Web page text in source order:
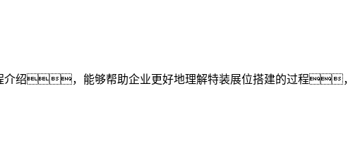
介绍，能够帮助企业更好地理解特装展位搭建的过程，